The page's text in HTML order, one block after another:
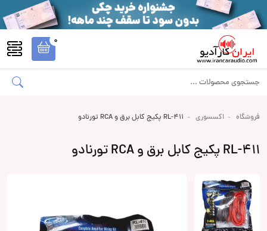
0
فروشگاه اکسسوری RL-411 پکیج کابل برق و RCA تورنادو
RL-411 پکیج کابل برق و RCA تورنادو